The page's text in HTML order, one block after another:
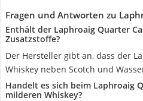
Fragen und Antworten zu
Enthält der Laphroaig Quarter
Zusatzstoffe?
Der Hersteller gibt an, dass der
Whiskey neben Scotch und
Handelt es sich beim Laphroaig
milderen Whiskey?